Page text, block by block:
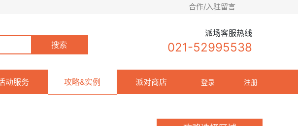
合作/入驻留言
派场客服热线
021-52995538
动服务 攻略&实例 派对商店 登录 注册